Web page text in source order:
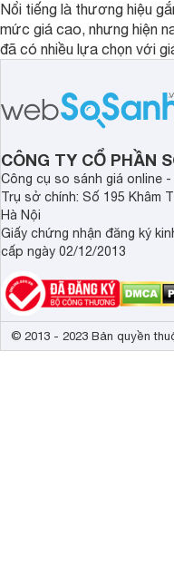
Nổi tiếng là thương hiệu
mức giá cao, nhưng hiện
đã có nhiều lựa chọn với
cận sản phẩm chính hãng.
CÔNG TY CỔ PHẦN
Công cụ so sánh giá online
Trụ sở chính: Số 195 Khâm
Hà Nội
Giấy chứng nhận đăng ký
cấp ngày 02/12/2013
© 2013 - 2023 Bản quyền